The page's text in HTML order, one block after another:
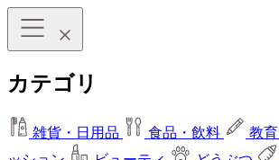
カテゴリ
雑貨・日用品 食品・飲料 教育